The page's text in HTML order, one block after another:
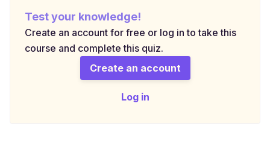
Test your knowledge!
Create an account for free or log in to take this
course and complete this quiz.
Create an account
Log in